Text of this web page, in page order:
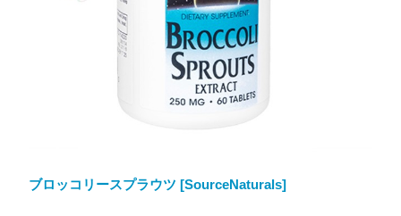
ブロッコリースプラウツ [SourceNaturals]